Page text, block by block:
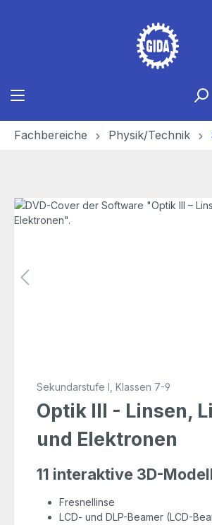
Fachbereiche Physik/Technik
Bildergalerie überspringen
Sekundarstufe I, Klassen 7-9
Optik III - Linsen,
und Elektronen
11 interaktive 3D-
Fresnellinse
LCD- und DLP-Beamer (LCD-